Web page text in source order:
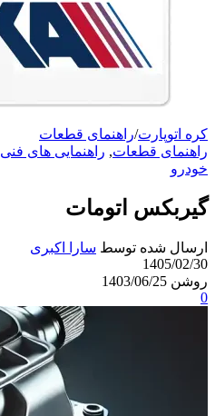
کره اتوپارت/راهنمای قطعات
راهنمای قطعات, راهنمایی های فنی
خودرو
گیربکس اتومات
ارسال شده توسط سارا اکبری
1405/02/30
روشن 1403/06/25
0